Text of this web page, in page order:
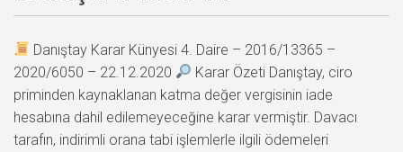
Danıştay Karar Künyesi 4. Daire – 2016/13365 –
2020/6050 – 22.12.2020
Karar Özeti Danıştay, ciro
priminden kaynaklanan katma değer vergisinin iade
hesabına dahil edilemeyeceğine karar vermiştir. Davacı
tarafın, indirimli orana tabi işlemlerle ilgili ödemeleri